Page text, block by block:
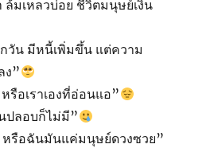
มเหลวบ่อย ชีวิตมนุษย์เงิน
วัน มีหนี้เพิ่มขึ้น แต่ความ
ง”
รือเราเองที่อ่อนแอ”
ปลอบก็ไม่มี”
หรือฉันมันแค่มนุษย์ดวงซวย”